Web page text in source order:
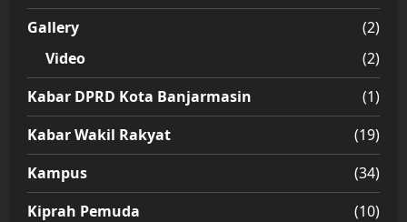
Gallery
(2)
Video
(2)
Kabar DPRD Kota Banjarmasin
(1)
Kabar Wakil Rakyat
(19)
Kampus
(34)
Kiprah Pemuda
(10)